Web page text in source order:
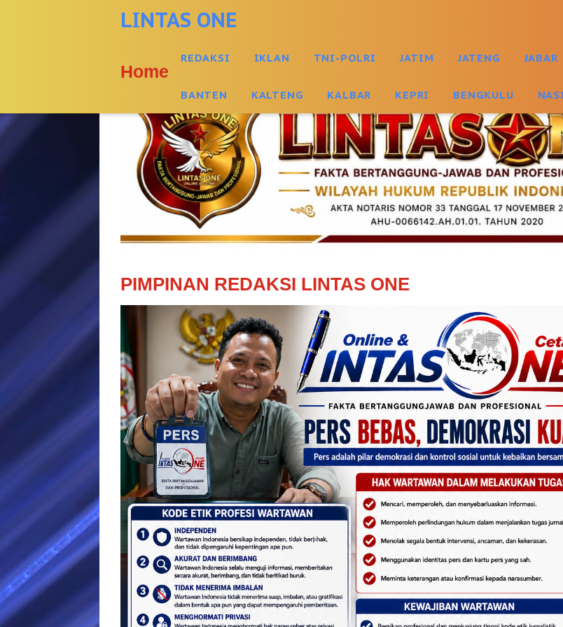
LINTAS ONE
Home
REDAKSI IKLAN TNI-POLRI JATIM JATENG JABAR
BANTEN KALTENG KALBAR KEPRI BENGKULU
PIMPINAN REDAKSI LINTAS ONE